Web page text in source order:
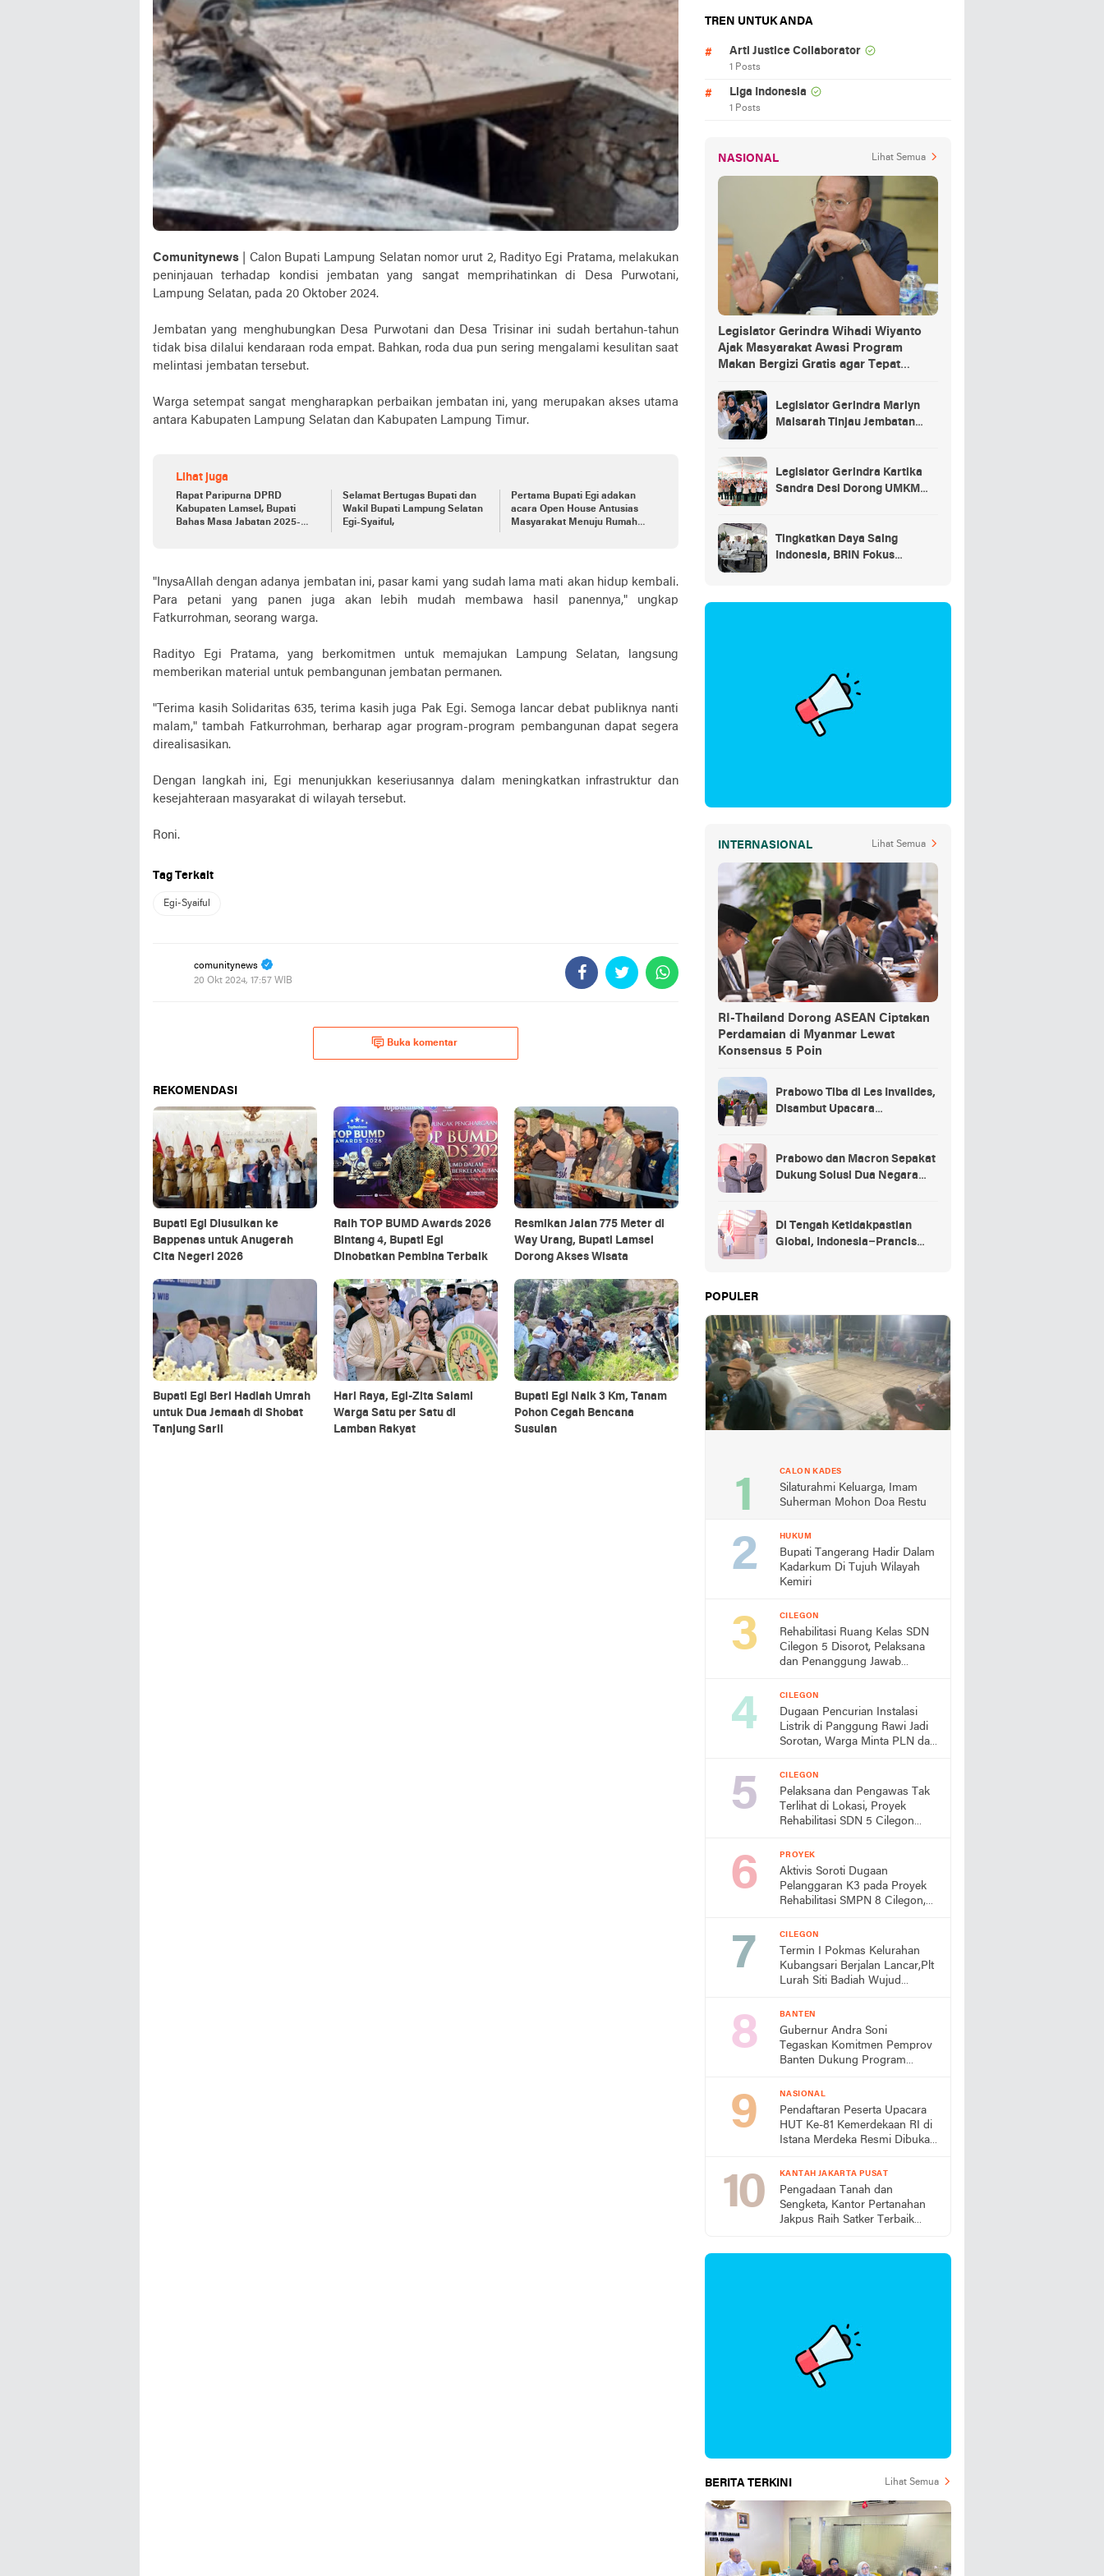
Comunitynews | Calon Bupati Lampung Selatan nomor urut 2, Radityo Egi Pratama, melakukan
peninjauan terhadap kondisi jembatan yang sangat memprihatinkan di Desa Purwotani,
Lampung Selatan, pada 20 Oktober 2024.
Jembatan yang menghubungkan Desa Purwotani dan Desa Trisinar ini sudah bertahun-tahun
tidak bisa dilalui kendaraan roda empat. Bahkan, roda dua pun sering mengalami kesulitan saat
melintasi jembatan tersebut.
Warga setempat sangat mengharapkan perbaikan jembatan ini, yang merupakan akses utama
antara Kabupaten Lampung Selatan dan Kabupaten Lampung Timur.
Lihat juga
Rapat Paripurna DPRD
Kabupaten Lamsel, Bupati
Bahas Masa Jabatan 2025-
Selamat Bertugas Bupati dan
Wakil Bupati Lampung Selatan
Egi-Syaiful,
Pertama Bupati Egi adakan
acara Open House Antusias
Masyarakat Menuju Rumah
"InysaAllah dengan adanya jembatan ini, pasar kami yang sudah lama mati akan hidup kembali.
Para petani yang panen juga akan lebih mudah membawa hasil panennya," ungkap
Fatkurrohman, seorang warga.
Radityo Egi Pratama, yang berkomitmen untuk memajukan Lampung Selatan, langsung
memberikan material untuk pembangunan jembatan permanen.
"Terima kasih Solidaritas 635, terima kasih juga Pak Egi. Semoga lancar debat publiknya nanti
malam," tambah Fatkurrohman, berharap agar program-program pembangunan dapat segera
direalisasikan.
Dengan langkah ini, Egi menunjukkan keseriusannya dalam meningkatkan infrastruktur dan
kesejahteraan masyarakat di wilayah tersebut.
Roni.
Tag Terkait
Egi-Syaiful
comunitynews
20 Okt 2024, 17:57 WIB
Buka komentar
REKOMENDASI
Bupati Egi Diusulkan ke
Bappenas untuk Anugerah
Cita Negeri 2026
Raih TOP BUMD Awards 2026
Bintang 4, Bupati Egi
Dinobatkan Pembina Terbaik
Resmikan Jalan 775 Meter di
Way Urang, Bupati Lamsel
Dorong Akses Wisata
Bupati Egi Beri Hadiah Umrah
untuk Dua Jemaah di Shobat
Tanjung Sarii
Hari Raya, Egi-Zita Salami
Warga Satu per Satu di
Lamban Rakyat
Bupati Egi Naik 3 Km, Tanam
Pohon Cegah Bencana
Susulan
TREN UNTUK ANDA
Arti Justice Collaborator
1 Posts
Liga Indonesia
1 Posts
NASIONAL Lihat Semua
Legislator Gerindra Wihadi Wiyanto
Ajak Masyarakat Awasi Program
Makan Bergizi Gratis agar Tepat
Legislator Gerindra Marlyn
Maisarah Tinjau Jembatan
Legislator Gerindra Kartika
Sandra Desi Dorong UMKM
Tingkatkan Daya Saing
Indonesia, BRIN Fokus
INTERNASIONAL Lihat Semua
RI-Thailand Dorong ASEAN Ciptakan
Perdamaian di Myanmar Lewat
Konsensus 5 Poin
Prabowo Tiba di Les Invalides,
Disambut Upacara
Prabowo dan Macron Sepakat
Dukung Solusi Dua Negara
Di Tengah Ketidakpastian
Global, Indonesia–Prancis
POPULER
CALON KADES
Silaturahmi Keluarga, Imam
Suherman Mohon Doa Restu
HUKUM
Bupati Tangerang Hadir Dalam
Kadarkum Di Tujuh Wilayah
Kemiri
CILEGON
Rehabilitasi Ruang Kelas SDN
Cilegon 5 Disorot, Pelaksana
dan Penanggung Jawab
Berada di Lokasi
CILEGON
Dugaan Pencurian Instalasi
Listrik di Panggung Rawi Jadi
Sorotan, Warga Minta PLN dan
CILEGON
Pelaksana dan Pengawas Tak
Terlihat di Lokasi, Proyek
Rehabilitasi SDN 5 Cilegon
Turun Tangan
PROYEK
Aktivis Soroti Dugaan
Pelanggaran K3 pada Proyek
Rehabilitasi SMPN 8 Cilegon,
CILEGON
Termin I Pokmas Kelurahan
Kubangsari Berjalan Lancar,Plt
Lurah Siti Badiah Wujud
Lingkungan
BANTEN
Gubernur Andra Soni
Tegaskan Komitmen Pemprov
Banten Dukung Program
NASIONAL
Pendaftaran Peserta Upacara
HUT Ke-81 Kemerdekaan RI di
Istana Merdeka Resmi Dibuka
KANTAH JAKARTA PUSAT
Pengadaan Tanah dan
Sengketa, Kantor Pertanahan
Jakpus Raih Satker Terbaik
BERITA TERKINI Lihat Semua